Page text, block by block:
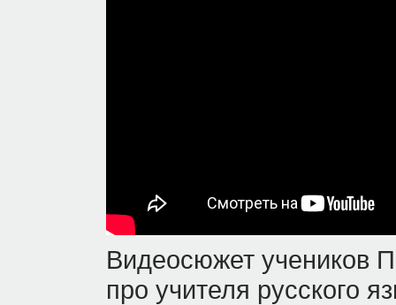
Видеосюжет учеников
про учителя русского